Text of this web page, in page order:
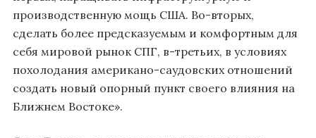
производственную мощь США. Во-вторых,
сделать более предсказуемым и комфортным для
себя мировой рынок СПГ, в-третьих, в условиях
похолодания американо-саудовских отношений
создать новый опорный пункт своего влияния на
Ближнем Востоке».